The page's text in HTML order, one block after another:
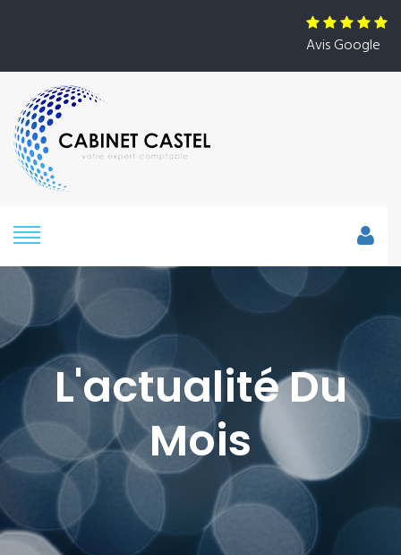
Avis Google
L'actualité Du
Mois